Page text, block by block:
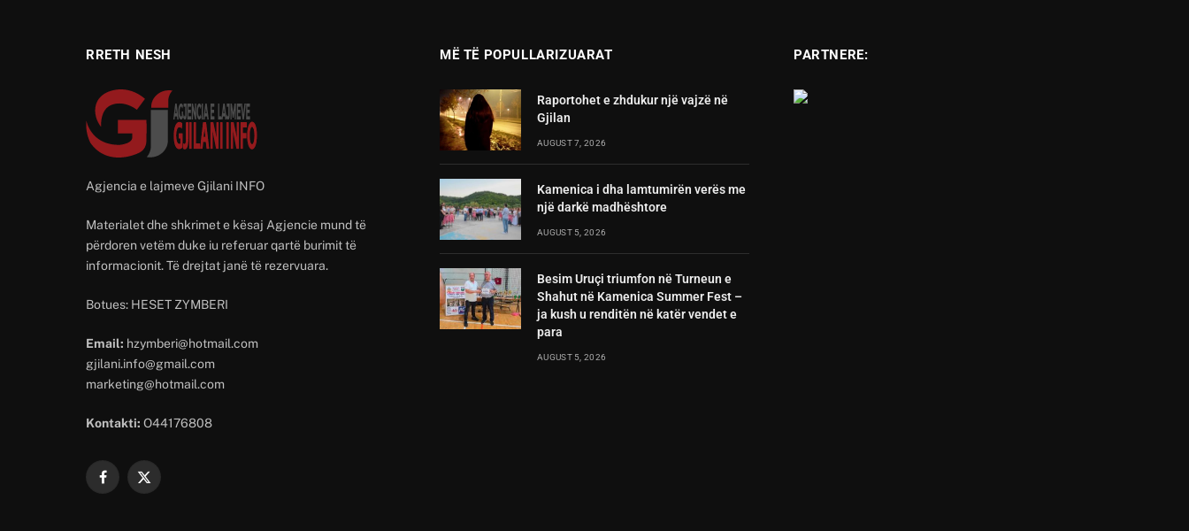
RRETH NESH
Agjencia e lajmeve Gjilani INFO
Materialet dhe shkrimet e kësaj Agjencie mund të
përdoren vetëm duke iu referuar qartë burimit të
informacionit. Të drejtat janë të rezervuara.
Botues: HESET ZYMBERI
Email: hzymberi@hotmail.com
gjilani.info@gmail.com
marketing@hotmail.com
Kontakti: O44176808
Facebook
X
MË TË POPULLARIZUARAT
Raportohet e zhdukur një vajzë në
Gjilan
AUGUST 7, 2026
Kamenica i dha lamtumirën verës me
një darkë madhështore
AUGUST 5, 2026
Besim Uruçi triumfon në Turneun e
Shahut në Kamenica Summer Fest –
ja kush u renditën në katër vendet e
para
AUGUST 5, 2026
PARTNERE: